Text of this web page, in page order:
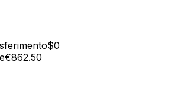
$0
€862.50